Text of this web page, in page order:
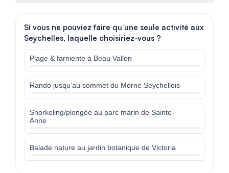
Si vous ne pouviez faire qu’une seule activité aux
Seychelles, laquelle choisiriez-vous ?
Plage & farniente à Beau Vallon
Rando jusqu’au sommet du Morne Seychellois
Snorkeling/plongée au parc marin de Sainte-
Anne
Balade nature au jardin botanique de Victoria